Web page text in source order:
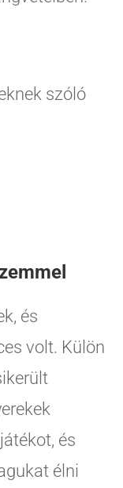
szóló
és
volt. Külön
és
élni